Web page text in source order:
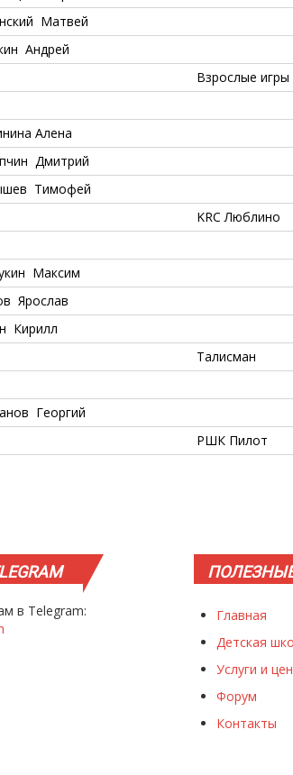
Матвей
Андрей
Взрослые игры
Алена
Дмитрий
Тимофей
KRC Люблино
Максим
Ярослав
Кирилл
Талисман
Георгий
РШК Пилот
в Telegram:
Главная
Детская
Услуги и
Форум
Контакты